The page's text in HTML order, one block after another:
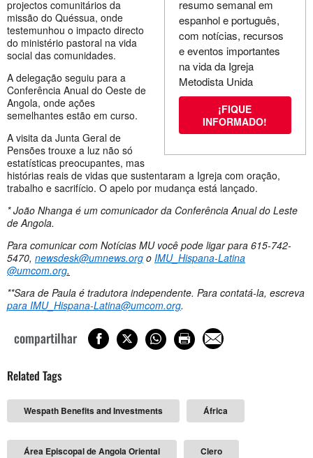
resumo semanal em
espanhol e português,
com notícias, recursos
e eventos importantes
na vida da Igreja
Metodista Unida
¡FIQUE
INFORMADO!
projectos comunitários da
missão do Quéssua, onde
testemunhou o impacto directo
do ministério pastoral na vida
social das comunidades.
A delegação seguiu para a
Conferência Anual do Oeste de
Angola, onde ações
semelhantes estão em curso.
A visita da Junta Geral de
Pensões trouxe a luz não só
estatísticas preocupantes, mas
histórias reais de vidas que sustentaram a Igreja com oração,
trabalho e sacrifício. O apelo por mudança está lançado.
* João Nhanga é um comunicador da Conferência Anual do Leste
de Angola.
Para comunicar com Notícias MU você pode ligar para 615-742-
5470, newsdesk@umnews.org o IMU_Hispana-Latina
@umcom.org.
**Sara de Paula é tradutora independente. Para contatá-la, escreva
para IMU_Hispana-Latina@umcom.org.
compartilhar
Related Tags
Wespath Benefits and Investments África
Área Episcopal de Angola Oriental Clero